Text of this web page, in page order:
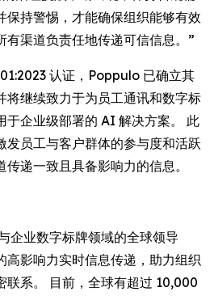
保持警惕，才能确保组织能够有效
有渠道负责任地传递可信信息。”
认证，Poppulo 已确立其
将继续致力于为员工通讯和数字标
于企业级部署的 AI 解决方案。 此
发员工与客户群体的参与度和活跃
递一致且具备影响力的信息。
企业数字标牌领域的全球领导
高影响力实时信息传递，助力组织
联系。 目前，全球有超过 10,000